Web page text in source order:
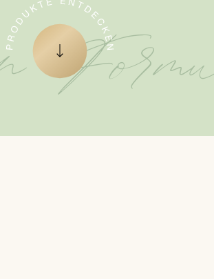
Zum nächsten Element